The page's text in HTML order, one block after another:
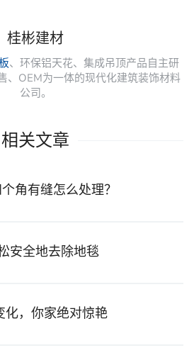
桂彬建材
、环保铝天花、集成吊顶产品自主研
、OEM为一体的现代化建筑装饰材料
公司。
相关文章
角有缝怎么处理？
安全地去除地毯
化，你家绝对惊艳